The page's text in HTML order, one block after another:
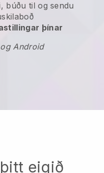
búðu til og sendu
þínar
Android
eigið